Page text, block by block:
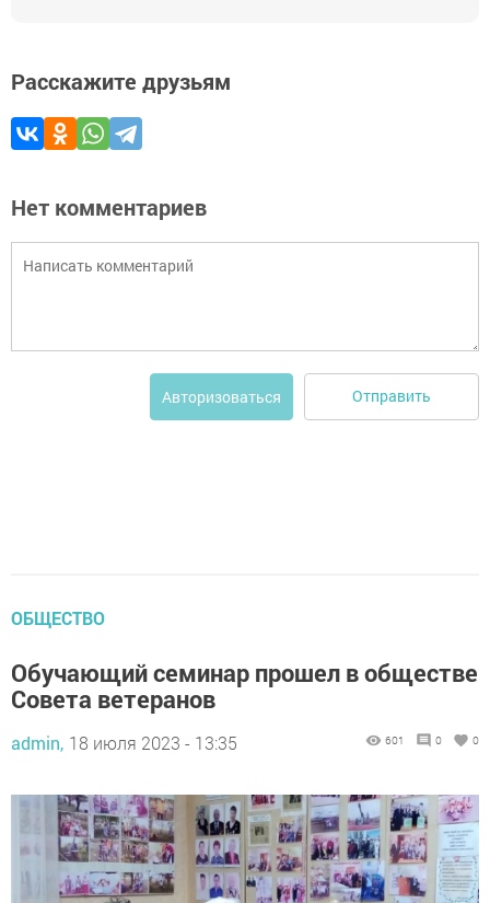
Расскажите друзьям
Нет комментариев
Авторизоваться Отправить
ОБЩЕСТВО
Обучающий семинар прошел в обществе
Совета ветеранов
admin, 18 июля 2023 - 13:35 601 0 0